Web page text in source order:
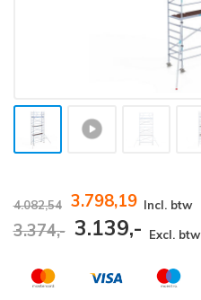
4.082,54 3.798,19 Incl. btw
3.374,- 3.139,- Excl. btw